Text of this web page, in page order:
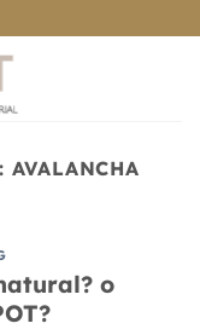
AVALANCHA
o